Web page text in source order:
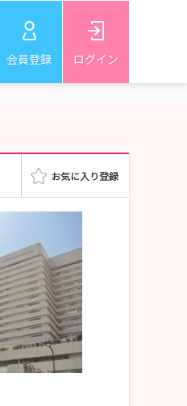
会員登録 ログイン